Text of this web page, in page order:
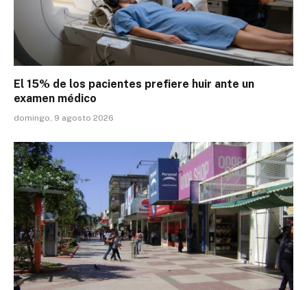
El 15% de los pacientes prefiere huir ante un
examen médico
domingo, 9 agosto 2026